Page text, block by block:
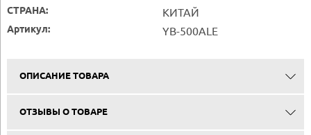
СТРАНА: КИТАЙ
Артикул: YB-500ALE
ОПИСАНИЕ ТОВАРА
ОТЗЫВЫ О ТОВАРЕ